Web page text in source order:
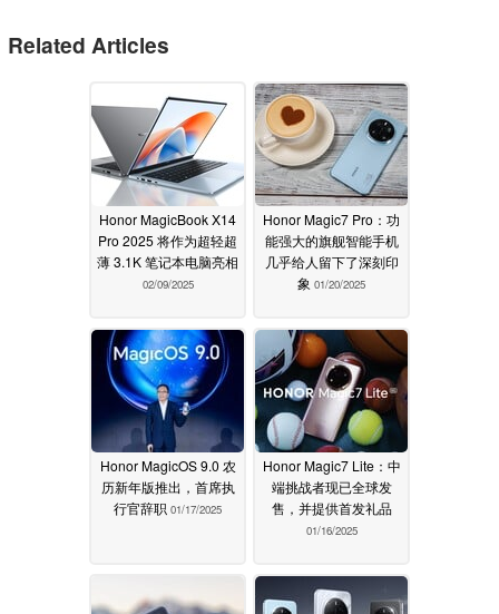
Related Articles
Honor MagicBook X14
Pro 2025 将作为超轻超
薄 3.1K 笔记本电脑亮相
02/09/2025
Honor Magic7 Pro：功
能强大的旗舰智能手机
几乎给人留下了深刻印
象 01/20/2025
Honor MagicOS 9.0 农
历新年版推出，首席执
行官辞职 01/17/2025
Honor Magic7 Lite：中
端挑战者现已全球发
售，并提供首发礼品
01/16/2025